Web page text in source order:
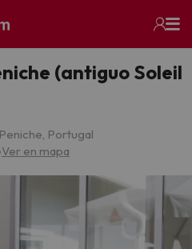
(antiguo Soleil
Portugal
Ver en mapa